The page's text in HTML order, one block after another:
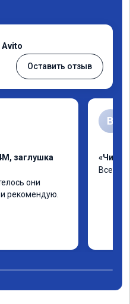
Avito
Оставить отзыв
заглушка
они
рекомендую.
В
«Чип
Все